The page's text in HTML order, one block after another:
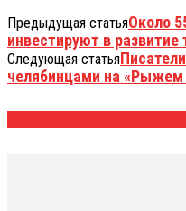
Предыдущая статьяОколо
инвестируют в
Следующая статья
челябинцами на «Рыжем